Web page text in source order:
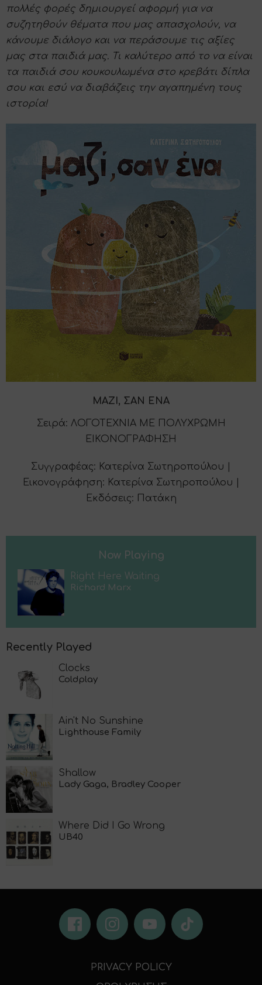
πολλές φορές δημιουργεί αφορμή για να
συζητηθούν θέματα που μας απασχολούν, να
κάνουμε διάλογο και να περάσουμε τις αξίες
μας στα παιδιά μας. Τι καλύτερο από το να είναι
τα παιδιά σου κουκουλωμένα στο κρεβάτι δίπλα
σου και εσύ να διαβάζεις την αγαπημένη τους
ιστορία!
ΜΑΖΙ, ΣΑΝ ΕΝΑ
Σειρά: ΛΟΓΟΤΕΧΝΙΑ ΜΕ ΠΟΛΥΧΡΩΜΗ
ΕΙΚΟΝΟΓΡΑΦΗΣΗ
Συγγραφέας: Κατερίνα Σωτηροπούλου |
Εικονογράφηση: Κατερίνα Σωτηροπούλου |
Εκδόσεις: Πατάκη
Now Playing
Right Here Waiting
Richard Marx
Recently Played
Clocks
Coldplay
Ain't No Sunshine
Lighthouse Family
Shallow
Lady Gaga, Bradley Cooper
Where Did I Go Wrong
UB40
PRIVACY POLICY